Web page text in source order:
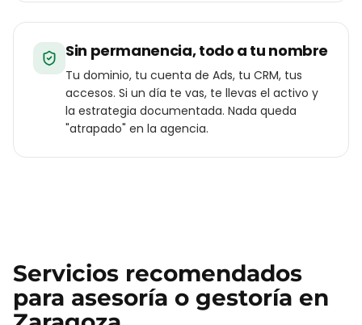
Sin permanencia, todo a tu nombre
Tu dominio, tu cuenta de Ads, tu CRM, tus
accesos. Si un día te vas, te llevas el activo y
la estrategia documentada. Nada queda
"atrapado" en la agencia.
Servicios recomendados
para asesoría o gestoría en